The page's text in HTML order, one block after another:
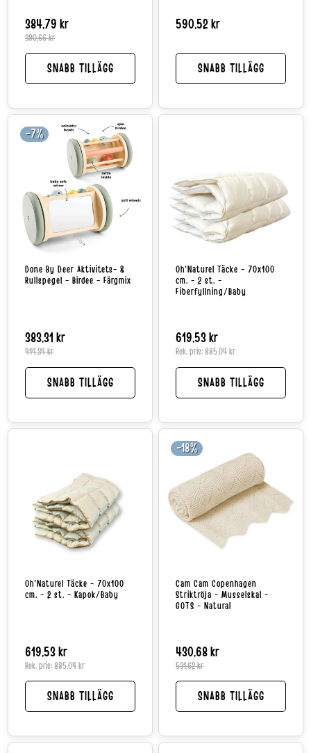
384,79 kr Normalpris
390,66 kr
SNABB TILLÄGG
Normalpris
590,52 kr
SNABB TILLÄGG
-7%
Done By Deer Aktivitets- &
Rullspegel - Birdee - Färgmix
383,31 kr Normalpris
414,34 kr
SNABB TILLÄGG
Oh'Naturel Täcke - 70x100
cm. - 2 st. -
Fiberfyllning/Baby
Normalpris
619,53 kr
Rek. pris: 885,04 kr
SNABB TILLÄGG
Oh'Naturel Täcke - 70x100
cm. - 2 st. - Kapok/Baby
Normalpris
619,53 kr
Rek. pris: 885,04 kr
SNABB TILLÄGG
-18%
Cam Cam Copenhagen
Striktröja - Musselskal -
GOTS - Natural
430,68 kr
531,62 kr
SNABB TILLÄGG